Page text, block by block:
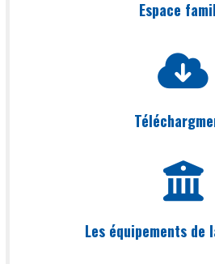
Espace
Les équipements de